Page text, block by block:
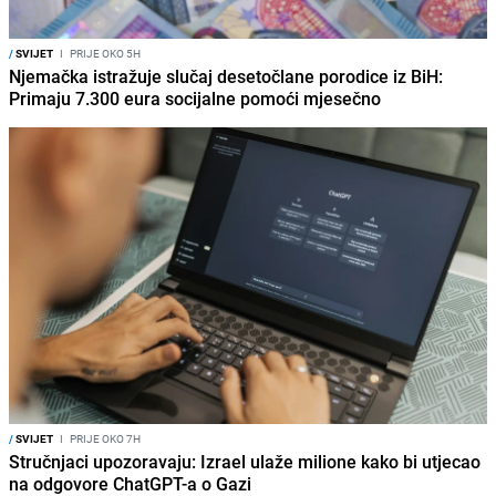
/SVIJET I PRIJE OKO 5H
Njemačka istražuje slučaj desetočlane porodice iz BiH:
Primaju 7.300 eura socijalne pomoći mjesečno
/SVIJET I PRIJE OKO 7H
Stručnjaci upozoravaju: Izrael ulaže milione kako bi utjecao
na odgovore ChatGPT-a o Gazi